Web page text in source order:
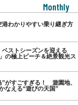
Monthly
わかりやすい乗り継ぎ方
ストシーズンを迎える
の極上ビーチ＆絶景観光ス
がすごすぎる！ 遊園地、
なえる“遊びの天国”